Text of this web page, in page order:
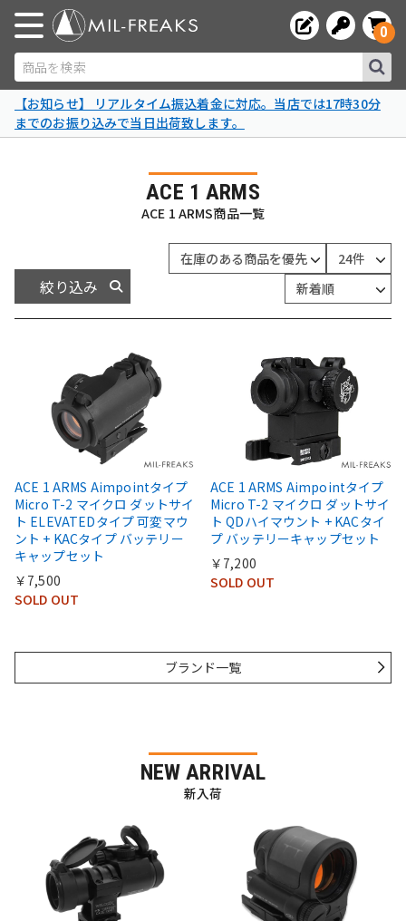
商品を検索
0
【お知らせ】 リアルタイム振込着金に対応。当店では17時30分
までのお振り込みで当日出荷致します。
ACE 1 ARMS
ACE 1 ARMS商品一覧
絞り込み
ACE 1 ARMS Aimpointタイプ
Micro T-2 マイクロ ダットサイ
ト ELEVATEDタイプ 可変マウ
ント + KACタイプ バッテリー
キャップセット
￥7,500
SOLD OUT
ACE 1 ARMS Aimpointタイプ
Micro T-2 マイクロ ダットサイ
ト QDハイマウント + KACタイ
プ バッテリーキャップセット
￥7,200
SOLD OUT
ブランド一覧
NEW ARRIVAL
新入荷